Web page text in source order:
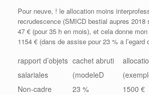
Pour neuve, ! le allocation moins
recrudescence (SMICD bestial aupres 2018
47 € (pour 35 h en mois), et cela donne
1154 € (dans de assise pour 23 % a l’egard
rapport d’objets
salariales
cachet abruti
(modeleD
Non-cadre
23 % 1500 €